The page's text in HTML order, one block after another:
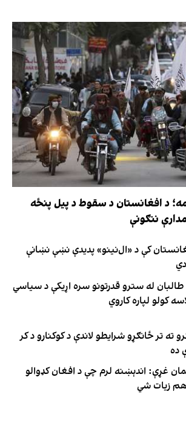
زمري ۱۵مه؛ د افغانستان د سقوط د پیل پنځه
ننګونې
کې د «ال‌نینو» پدیدې نښې نښانې
له سترو قدرتونو سره اړیکې د سیاسي
کولو لپاره کاروي
ته تر ځانګړو شرایطو لاندې د کوکنارو د کر
ده
غړې: اندېښنه لرم چې د افغان کډوالو
هم زیات شي